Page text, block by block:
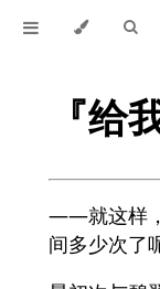
『给
――就这样
间多少次了